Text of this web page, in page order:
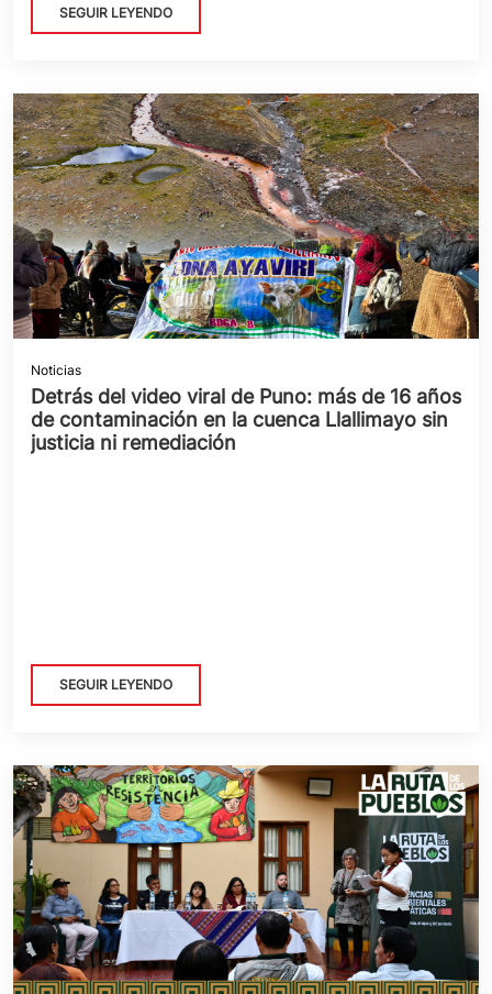
SEGUIR LEYENDO
Noticias
Detrás del video viral de Puno: más de 16 años
de contaminación en la cuenca Llallimayo sin
justicia ni remediación
SEGUIR LEYENDO